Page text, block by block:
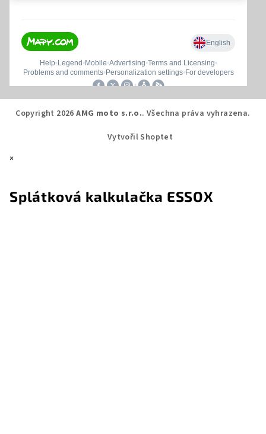
Copyright 2026AMG moto s.r.o.. Všechna práva vyhrazena.
Vytvořil Shoptet
×
Splátková kalkulačka ESSOX